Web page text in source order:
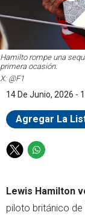
Hamilto rompe una
primera ocasión.
X: @F1
14 De Junio, 2026 -
Agregar La
T
t
t
W
t
s
Lewis Hamilton
piloto británico de